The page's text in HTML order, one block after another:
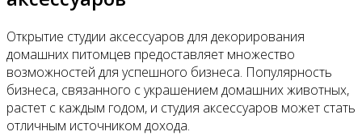
Открытие студии аксессуаров для декорирования
домашних питомцев предоставляет множество
возможностей для успешного бизнеса. Популярность
бизнеса, связанного с украшением домашних животных,
растет с каждым годом, и студия аксессуаров может стать
отличным источником дохода.